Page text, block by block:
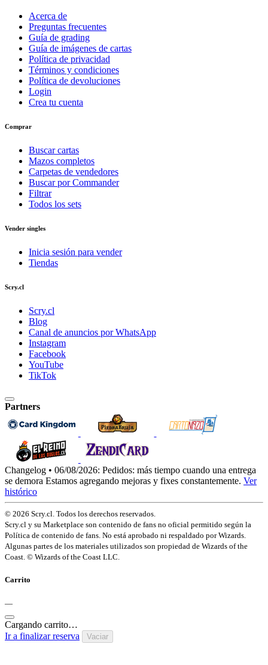
Acerca de
Preguntas frecuentes
Guía de grading
Guía de imágenes de cartas
Política de privacidad
Términos y condiciones
Política de devoluciones
Login
Crea tu cuenta
Comprar
Buscar cartas
Mazos completos
Carpetas de vendedores
Buscar por Commander
Filtrar
Todos los sets
Vender singles
Inicia sesión para vender
Tiendas
Scry.cl
Scry.cl
Blog
Canal de anuncios por WhatsApp
Instagram
Facebook
YouTube
TikTok
Partners
Changelog • 06/08/2026: Pedidos: más tiempo cuando una entrega
se demora Estamos agregando mejoras y fixes constantemente. Ver
histórico
© 2026 Scry.cl. Todos los derechos reservados.
Scry.cl y su Marketplace son contenido de fans no oficial permitido según la
Política de contenido de fans. No está aprobado ni respaldado por Wizards.
Algunas partes de los materiales utilizados son propiedad de Wizards of the
Coast. © Wizards of the Coast LLC.
Carrito
—
Cargando carrito…
Ir a finalizar reserva
Vaciar